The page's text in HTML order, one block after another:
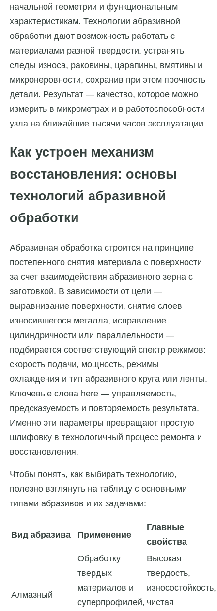
начальной геометрии и функциональным
характеристикам. Технологии абразивной
обработки дают возможность работать с
материалами разной твердости, устранять
следы износа, раковины, царапины, вмятины и
микронеровности, сохранив при этом прочность
детали. Результат — качество, которое можно
измерить в микрометрах и в работоспособности
узла на ближайшие тысячи часов эксплуатации.
Как устроен механизм
восстановления: основы
технологий абразивной
обработки
Абразивная обработка строится на принципе
постепенного снятия материала с поверхности
за счет взаимодействия абразивного зерна с
заготовкой. В зависимости от цели —
выравнивание поверхности, снятие слоев
износившегося металла, исправление
цилиндричности или параллельности —
подбирается соответствующий спектр режимов:
скорость подачи, мощность, режимы
охлаждения и тип абразивного круга или ленты.
Ключевые слова here — управляемость,
предсказуемость и повторяемость результата.
Именно эти параметры превращают простую
шлифовку в технологичный процесс ремонта и
восстановления.
Чтобы понять, как выбирать технологию,
полезно взглянуть на таблицу с основными
типами абразивов и их задачами:
Вид абразива Применение
Главные
свойства
Алмазный
Обработку
твердых
материалов и
суперпрофилей,
Высокая
твердость,
износостойкость,
чистая